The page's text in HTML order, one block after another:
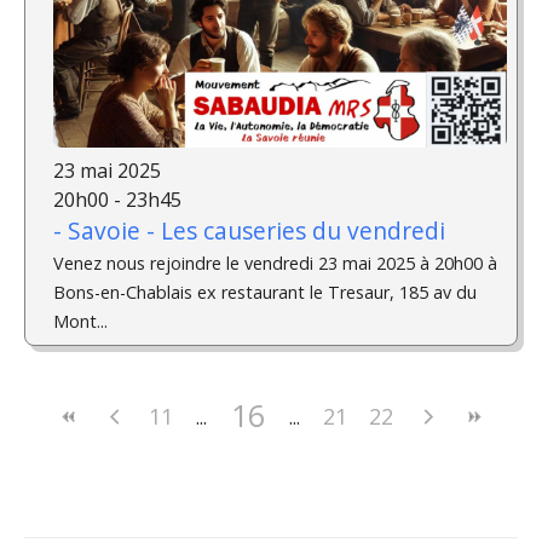
23 mai 2025
20h00 - 23h45
- Savoie - Les causeries du vendredi
Venez nous rejoindre le vendredi 23 mai 2025 à 20h00 à
Bons-en-Chablais ex restaurant le Tresaur, 185 av du
Mont...
11 16 21 22